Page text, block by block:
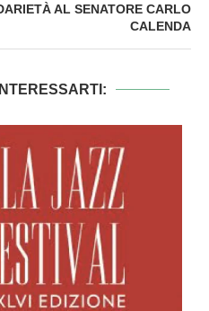
AL SENATORE CARLO
CALENDA